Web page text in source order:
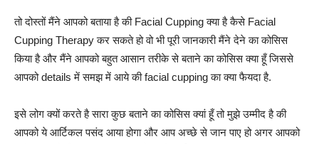
तो दोस्तों मैंने आपको बताया है की Facial Cupping क्या है कैसे Facial
Cupping Therapy कर सकते हो वो भी पूरी जानकारी मैंने देने का कोसिस
किया है और मैंने आपको बहुत आसान तरीके से बताने का कोसिस क्या हूँ जिससे
आपको details में समझ में आये की facial cupping का क्या फैयदा है.
इसे लोग क्यों करते है सारा कुछ बताने का कोसिस क्यां हूँ तो मुझे उम्मीद है की
आपको ये आर्टिकल पसंद आया होगा और आप अच्छे से जान पाए हो अगर आपको